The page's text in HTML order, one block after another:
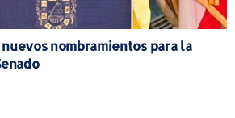
nombramientos para la